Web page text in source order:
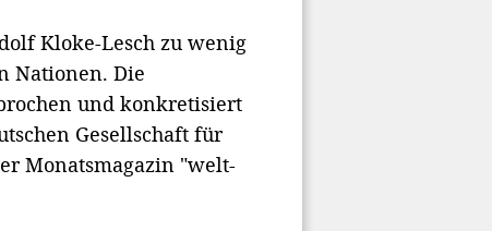
Kloke-Lesch zu wenig
Nationen. Die
und konkretisiert
Gesellschaft für
Monatsmagazin "welt-